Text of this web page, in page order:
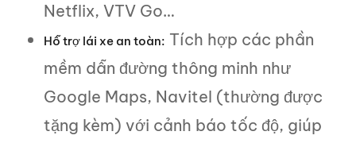
Netflix, VTV Go…
Hỗ trợ lái xe an toàn: Tích hợp các phần
mềm dẫn đường thông minh như
Google Maps, Navitel (thường được
tặng kèm) với cảnh báo tốc độ, giúp